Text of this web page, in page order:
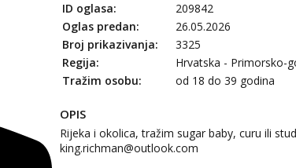
ID oglasa:
209842
Oglas predan:
26.05.2026
Broj prikazivanja:
3325
Regija:
Hrvatska - Primorsko-
Tražim osobu:
od 18 do 39 godina
OPIS
Rijeka i okolica, tražim sugar baby, curu ili
king.richman@outlook.com